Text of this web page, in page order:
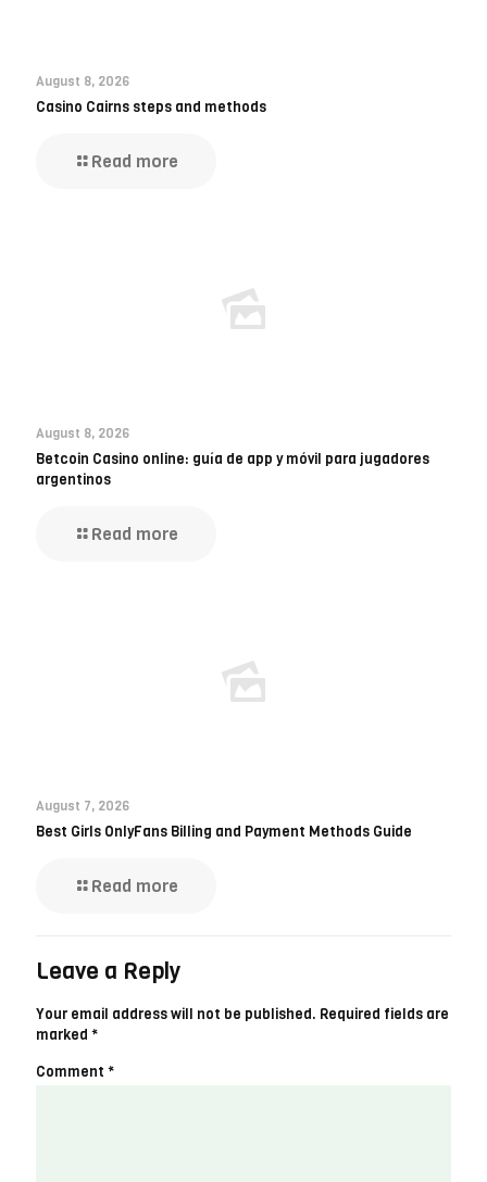
August 8, 2026
Casino Cairns steps and methods
Read more
August 8, 2026
Betcoin Casino online: guía de app y móvil para jugadores
argentinos
Read more
August 7, 2026
Best Girls OnlyFans Billing and Payment Methods Guide
Read more
Leave a Reply
Your email address will not be published. Required fields are
marked *
Comment *